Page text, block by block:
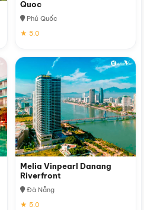
Quoc
Phú Quốc
★ 5.0
Melia Vinpearl Danang
Riverfront
Đà Nẵng
★ 5.0